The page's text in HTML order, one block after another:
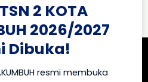
2 KOTA
2026/2027
Dibuka!
resmi membuka